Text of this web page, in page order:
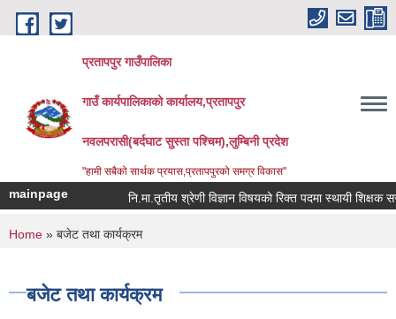
Skip to main content
प्रतापपुर गाउँपालिका
गाउँ कार्यपालिकाको कार्यालय,प्रतापपुर
नवलपरासी(बर्दघाट सुस्ता पश्चिम),लुम्बिनी प्रदेश
"हामी सबैको सार्थक प्रयास,प्रतापपुरको समग्र विकास"
mainpage नि.मा.तृतीय श्रेणी विज्ञान विषयको रिक्त पदमा स्थायी शिक्षक
You are here
Home » बजेट तथा कार्यक्रम
बजेट तथा कार्यक्रम